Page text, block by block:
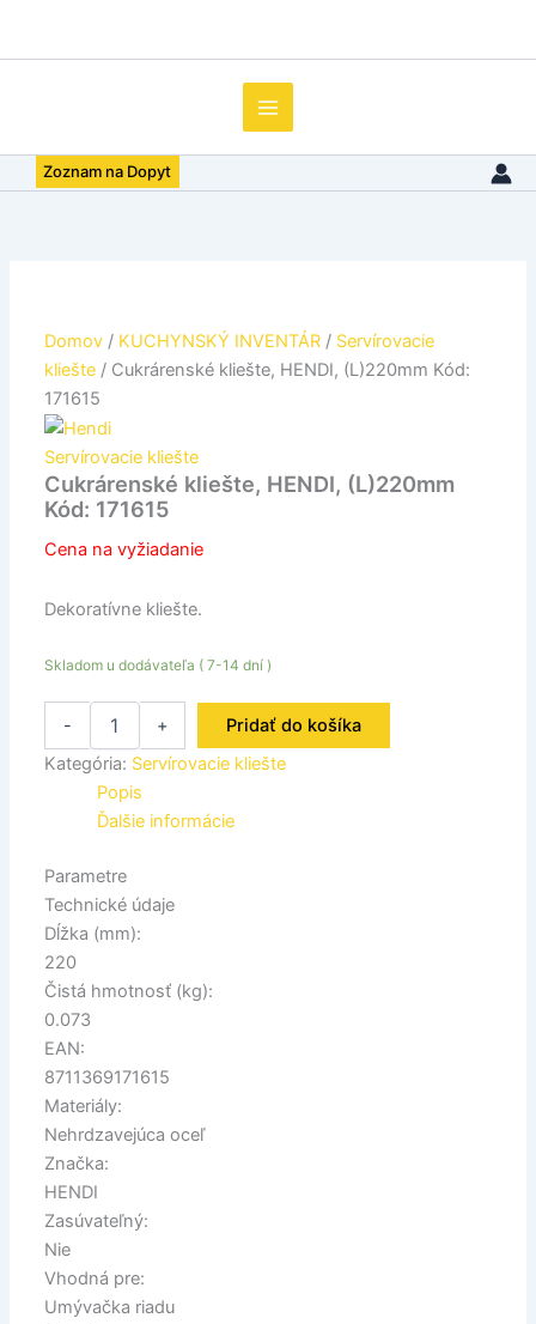
Zoznam na Dopyt
Domov / KUCHYNSKÝ INVENTÁR / Servírovacie
kliešte / Cukrárenské kliešte, HENDI, (L)220mm Kód:
171615
Servírovacie kliešte
Cukrárenské kliešte, HENDI, (L)220mm
Kód: 171615
Cena na vyžiadanie
Dekoratívne kliešte.
Skladom u dodávateľa ( 7-14 dní )
-
kliešte,
171615
+
Pridať do košíka
Kategória: Servírovacie kliešte
Popis
Ďalšie informácie
Parametre
Technické údaje
Dĺžka (mm):
220
Čistá hmotnosť (kg):
0.073
EAN:
8711369171615
Materiály:
Nehrdzavejúca oceľ
Značka:
HENDI
Zasúvateľný:
Nie
Vhodná pre:
Umývačka riadu